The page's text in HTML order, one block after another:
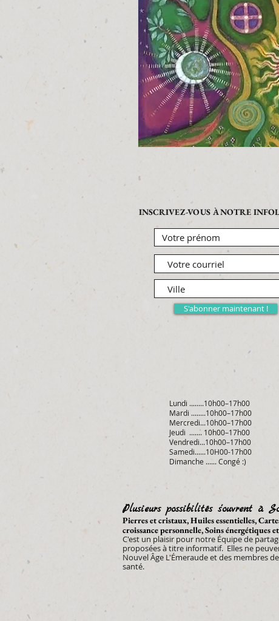
INSCRIVEZ-VOUS À NOTRE
S'abonner maintenant !
Lundi ........10h00–17h00
Mardi ........10h00–17h00
Mercredi...10h00–17h00
Jeudi ....... 10h00–17h00
Vendredi...10h00–17h00
Samedi......10H00-17h00
Dimanche ...... Congé :)
Plusieurs possibilités s'ouvrent à
Pierres et cristaux, Huiles essentielles,
croissance personnelle, Soins énergétiques
C'est un plaisir pour notre Équipe de
proposées àtitre informatif. Elles ne
Nouvel Âge L'Émeraude et des membres
santé.